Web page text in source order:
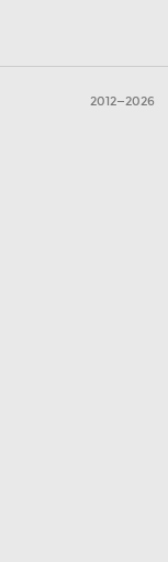
2012—2026